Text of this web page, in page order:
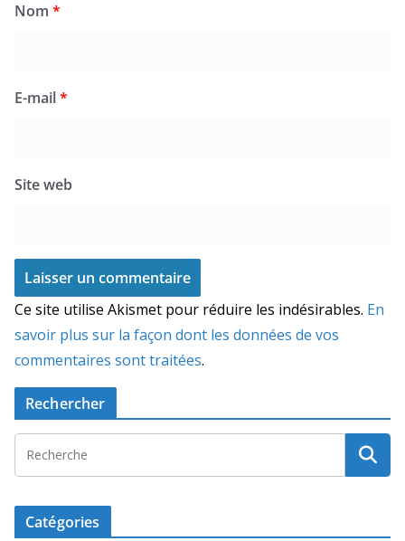
Nom *
E-mail*
Site web
Ce site utilise Akismet pour réduire les indésirables. En
savoir plus sur la façon dont les données de vos
commentaires sont traitées.
Rechercher
Catégories